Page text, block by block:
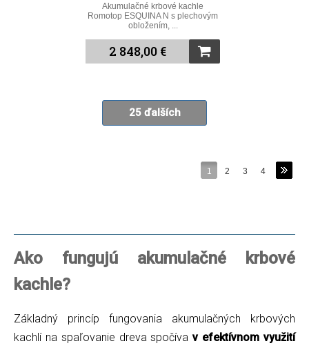
Akumulačné krbové kachle
Romotop ESQUINA N s plechovým
obložením, ...
2 848,00 €
25 ďalších
1 2 3 4
Ako fungujú akumulačné krbové
kachle?
Základný princíp fungovania akumulačných krbových
kachlí na spaľovanie dreva spočívav efektívnom využití